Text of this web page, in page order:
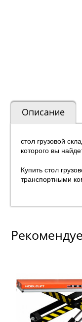
Описание
стол грузовой
которого вы
Купить стол
транспортными